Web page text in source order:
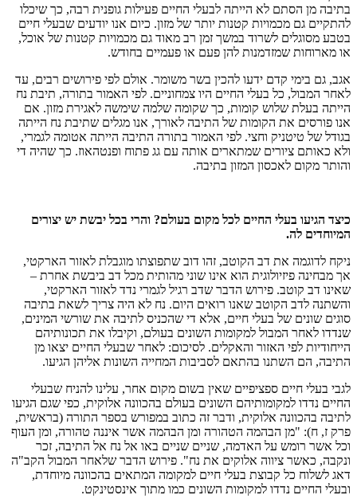
בתיבה מן הסתם לא הייתה לבעלי החיים פעילות גופנית רבה, כך שיכלו
להתקיים גם מכמויות קטנות יותר של מזון. כיום אנו יודעים שבעלי חיים
בטבע מסוגלים לשרוד במשך זמן רב מאוד גם מכמויות קטנות של אוכל,
או מארוחות שמזדמנות להן פעם או פעמיים בחודש.
אגב, גם בימי קדם ידעו להכין בשר משומר. אולם לפי פירושים רבים, עד
לאחר המבול, כל בעלי החיים היו צמחוניים. לפי האמור בתורה, תיבת נח
הייתה בעלת שלוש קומות, כך שקומה שלמה שימשה לאגירת מזון. אם
אנו פורסים את הקומות של התיבה לאורך, אנו מגלים שתיבת נח הייתה
בגודל של טיטניק וחצי. לפי האמור בתורה התיבה הייתה אטומה לגמרי,
ולא כאותם ציורים שמתארים אותה עם גג פתוח ופנטהאוז. כך שהיה די
והותר מקום לאכסון המזון בתיבה.
כיצד הגיעו בעלי החיים לכל מקום בעולם? והרי בכל יבשת יש יצורים
המיוחדים לה.
ניקח לדוגמה את דב הקוטב, זהו דוב שתפוצתו מוגבלת לאזור הארקטי,
אך מבחינה פיזיולוגית הוא אינו שוני מהותית מכל דב ביבשת אחרת –
שאינו דב קוטב. פירוש הדבר שדב רגיל לגמרי נדד לאזור הארקטי,
והשתנה לדב הקוטב שאנו רואים היום. נח לא היה צריך לשאת בתיבה
סוגים שונים של בעלי חיים, אלא די שהכניס לתיבה את שורשי המינים,
שנדדו לאחר המבול למקומות השונים בעולם, וקיבלו את תכונותיהם
הייחודיות לפי האזור והאקלים. לסיכום: לאחר שבעלי החיים יצאו מן
התיבה, הם השתנו בהתאם לסביבות המחייה השונות אליהן הגיעו.
לגבי בעלי חיים ספציפיים שאין בשום מקום אחר, עלינו להניח שבעלי
החיים נדדו למקומותיהם השונים בעולם בהכוונה אלוקית, כפי שגם הגיעו
לתיבה בהכוונה אלוקית, ודבר זה כתוב במפורש בספר התורה (בראשית,
פרק ז, ח): "מן הבהמה הטהורה ומן הבהמה אשר איננה טהורה, ומן העוף
וכל אשר רומש על האדמה, שניים שניים באו אל נח אל התיבה, זכר
ונקבה, כאשר ציווה אלוקים את נח". פירוש הדבר שלאחר המבול הקב"ה
דאג לשלוח כל קבוצת בעלי חיים למקומה המתאים בהכוונה מיוחדת,
ובעלי החיים נדדו למקומות השונים כמו מתוך אינסטינקט.